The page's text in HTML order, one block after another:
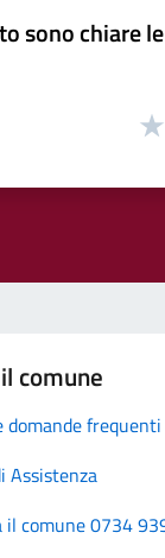
sono chiare
comune
domande frequenti
Assistenza
il comune 0734